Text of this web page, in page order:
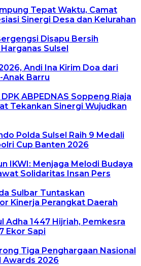
Tepat Waktu, Camat
Sinergi Desa dan Kelurahan
Disapu Bersih
Sulsel
Andi Ina Kirim Doa dari
Anak Barru
ABPEDNAS Soppeng Riaja
Tekankan Sinergi Wujudkan
Polda Sulsel Raih 9 Medali
Cup Banten 2026
IKWI: Menjaga Melodi Budaya
Solidaritas Insan Pers
Sulbar Tuntaskan
Kinerja Perangkat Daerah
Adha 1447 Hijriah, Pemkesra
Ekor Sapi
Tiga Penghargaan Nasional
Awards 2026